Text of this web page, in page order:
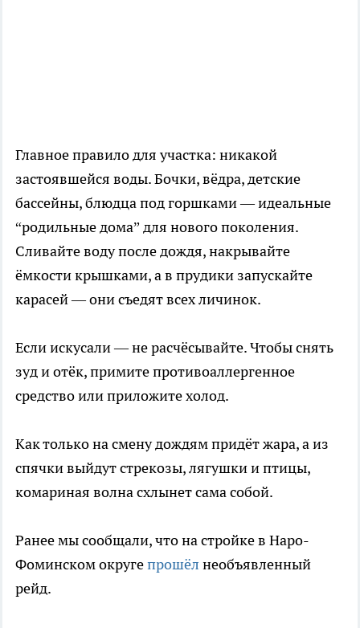
Главное правило для участка: никакой
застоявшейся воды. Бочки, вёдра, детские
бассейны, блюдца под горшками — идеальные
“родильные дома” для нового поколения.
Сливайте воду после дождя, накрывайте
ёмкости крышками, а в прудики запускайте
карасей — они съедят всех личинок.
Если искусали — не расчёсывайте. Чтобы снять
зуд и отёк, примите противоаллергенное
средство или приложите холод.
Как только на смену дождям придёт жара, а из
спячки выйдут стрекозы, лягушки и птицы,
комариная волна схлынет сама собой.
Ранее мы сообщали, что на стройке в Наро-
Фоминском округепрошёл необъявленный
рейд.